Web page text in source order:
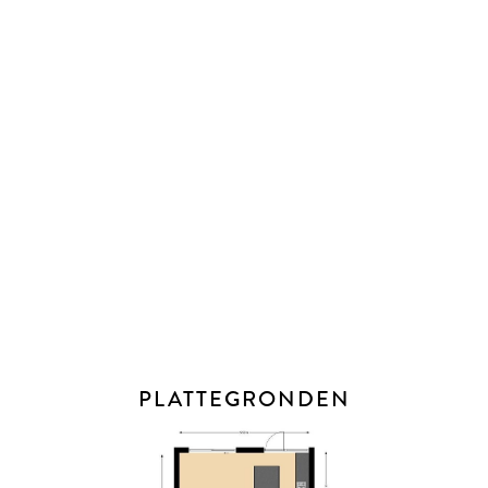
- Vloerisolatie (chips) geplaatst in 2018
- Dak onder de dakkapel geïsoleerd in 2021
PLATTEGRONDEN